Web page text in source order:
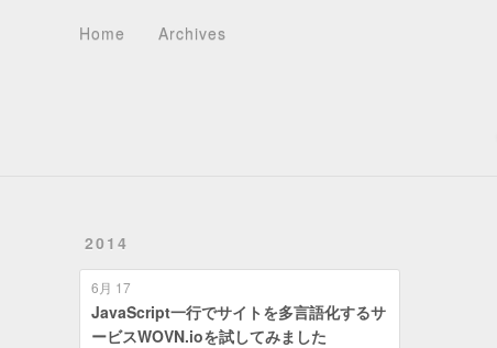
Home Archives
2014
6月 17
JavaScript一行でサイトを多言語化するサ
ービスWOVN.ioを試してみました